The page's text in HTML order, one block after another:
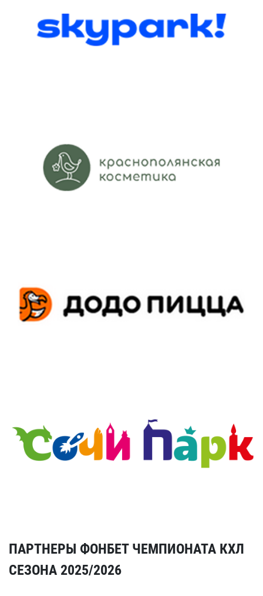
ПАРТНЕРЫ ФОНБЕТ ЧЕМПИОНАТА КХЛ
СЕЗОНА 2025/2026